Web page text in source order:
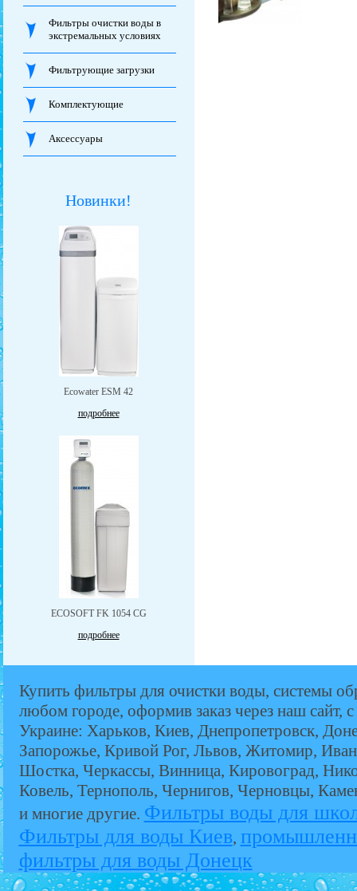
Фильтры очистки воды в
экстремальных условиях
Фильтрующие загрузки
Комплектующие
Аксессуары
Новинки!
Ecowater ESM 42
подробнее
ECOSOFT FK 1054 CG
подробнее
Купить фильтры для очистки воды, системы
любом городе, оформив заказ через наш сайт,
Украине: Харьков, Киев, Днепропетровск,
Запорожье, Кривой Рог, Львов, Житомир,
Шостка, Черкассы, Винница, Кировоград,
Ковель, Тернополь, Чернигов, Черновцы,
и многие другие. Фильтры воды для
Фильтры для воды Киев,
фильтры для воды Донецк